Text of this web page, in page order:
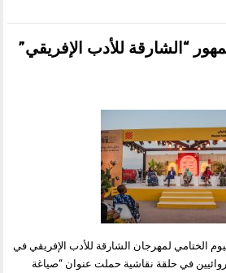
“الشارقة للأدب الإفريقي”
28 فبراير 2025 في اليوم الختامي لمهرجان الشارقة للأدب الإفريقي في
في حلقة نقاشية حملت عنوان “صياغة